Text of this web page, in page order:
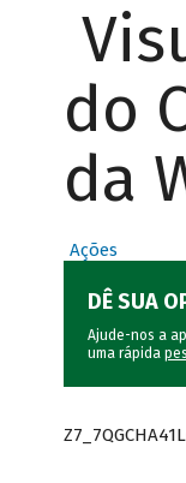
do
da
Ações
DÊ SUA
Ajude-nos a
uma rápida